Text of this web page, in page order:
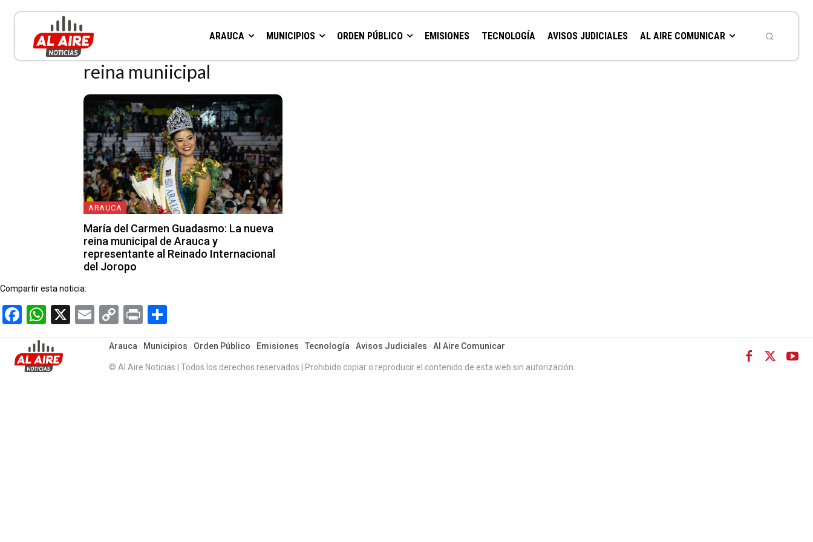
ARAUCA MUNICIPIOS ORDEN PÚBLICO EMISIONES TECNOLOGÍA AVISOS JUDICIALES AL AIRE COMUNICAR
reina muniicipal
ARAUCA
María del Carmen Guadasmo: La nueva
reina municipal de Arauca y
representante al Reinado Internacional
del Joropo
Compartir esta noticia:
Facebook
WhatsApp
X EmailCopy
Print
Arauca Municipios Orden Público Emisiones Tecnología Avisos Judiciales Al Aire Comunicar
© Al Aire Noticias | Todos los derechos reservados | Prohibido copiar o reproducir el contenido de esta web sin autorización.